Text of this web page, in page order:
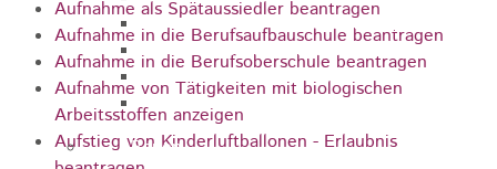
Geoportal Ostwürttemberg
Wirtschaftsclub Ostwürttemberg
Arbeitsagentur
Gewerbe- und Handelsverein
Bauen
Aufnahme als Spätaussiedler beantragen
Aufnahme in die Berufsaufbauschule beantragen
Aufnahme in die Berufsoberschule beantragen
Aufnahme von Tätigkeiten mit biologischen
Arbeitsstoffen anzeigen
Aufstieg von Kinderluftballonen - Erlaubnis